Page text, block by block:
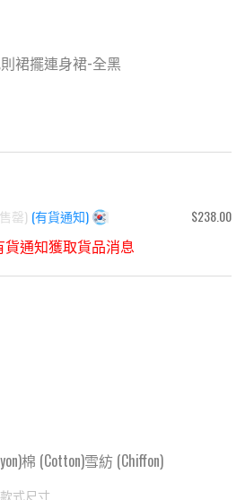
裙擺連身裙-全黑
售罄) (有貨通知) $238.00
通知獲取貨品消息
棉 (Cotton)雪紡 (Chiffon)
式尺寸